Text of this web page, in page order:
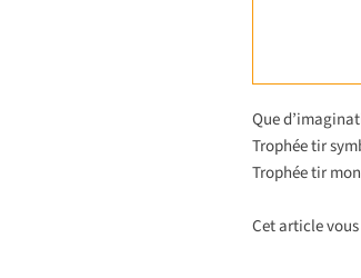
Que
Trophée tir
Trophée tir
Cet article